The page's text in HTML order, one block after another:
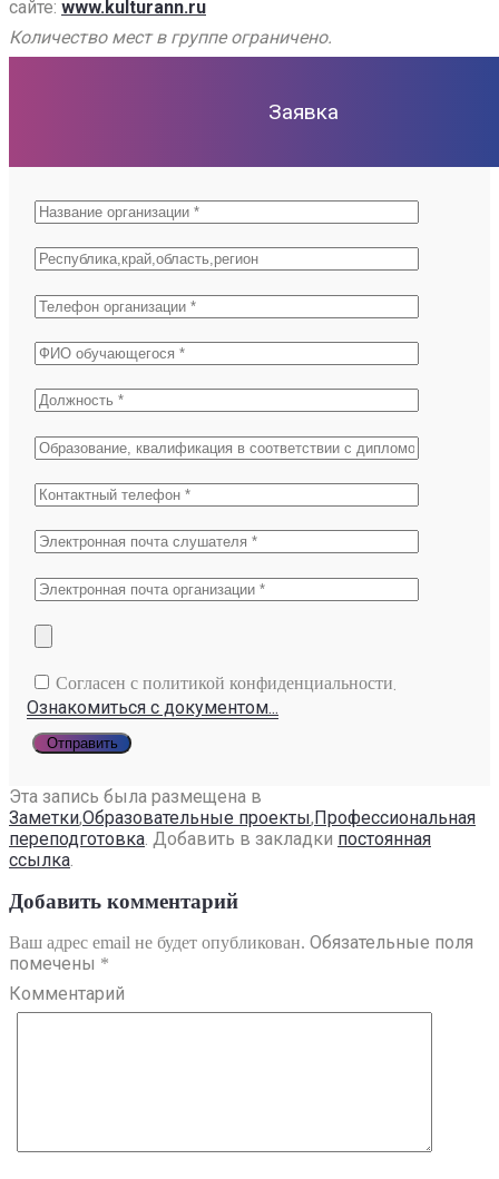
сайте: www.kulturann.ru
Количество мест в группе ограничено.
Согласен с политикой конфиденциальности
Ознакомиться с документом...
Эта запись была размещена в
Заметки,Образовательные проекты,Профессиональная
переподготовка. Добавить в закладки постоянная
ссылка.
Добавить комментарий
Ваш адрес email не будет опубликован. Обязательные поля
помечены *
Комментарий